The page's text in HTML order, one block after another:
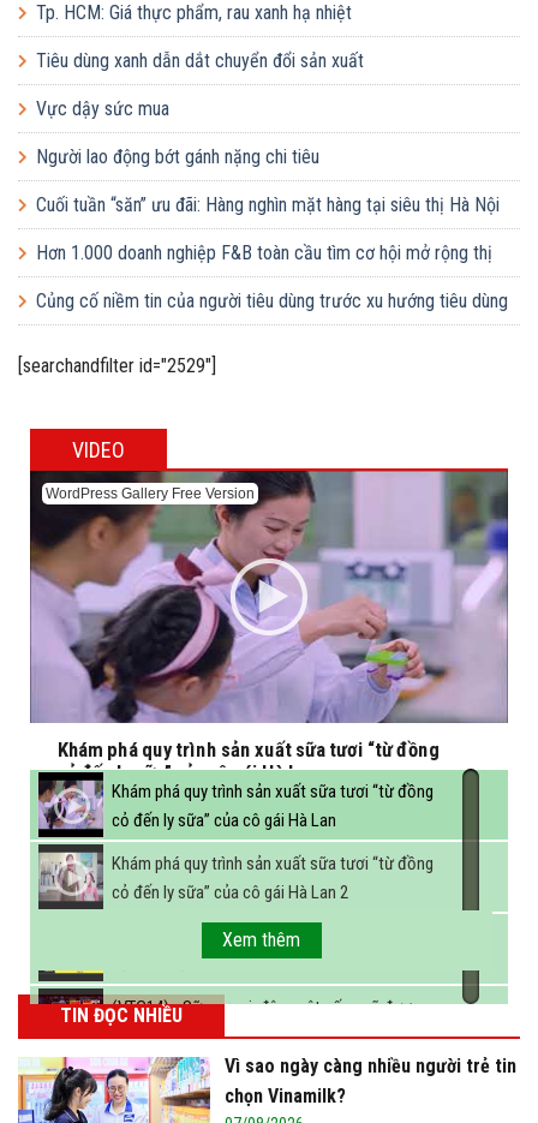
và công nghệ chế biến
Tp. HCM: Giá thực phẩm, rau xanh hạ nhiệt
Tiêu dùng xanh dẫn dắt chuyển đổi sản xuất
Vực dậy sức mua
Người lao động bớt gánh nặng chi tiêu
Cuối tuần “săn” ưu đãi: Hàng nghìn mặt hàng tại siêu thị Hà Nội
giảm giá sâu
Hơn 1.000 doanh nghiệp F&B toàn cầu tìm cơ hội mở rộng thị
trường tại Việt Nam
Củng cố niềm tin của người tiêu dùng trước xu hướng tiêu dùng
[searchandfilter id="2529"]
VIDEO
WordPress Gallery Free Version
Khám phá quy trình sản xuất sữa tươi “từ đồng
cỏ đến ly sữa” của cô gái Hà Lan
Khám phá quy trình sản xuất sữa tươi “từ đồng
cỏ đến ly sữa” của cô gái Hà Lan
Khám phá quy trình sản xuất sữa tươi “từ đồng
cỏ đến ly sữa” của cô gái Hà Lan 2
FBNC - Ngành sữa hướng tới mục tiêu 3,4 tỷ lít
sữa vào năm 2025
(VTC14) - Sữa ngoại, động vật sống sẽ được
miễn thuế nhập khẩu
Xem thêm
TIN ĐỌC NHIỀU
Vì sao ngày càng nhiều người trẻ tin
chọn Vinamilk?